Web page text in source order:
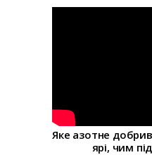
Яке азотне
ярі, чим